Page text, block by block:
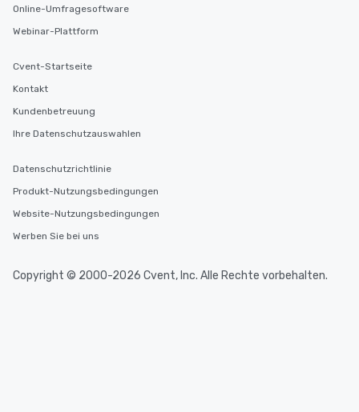
Online-Umfragesoftware
Webinar-Plattform
Cvent-Startseite
Kontakt
Kundenbetreuung
Ihre Datenschutzauswahlen
Datenschutzrichtlinie
Produkt-Nutzungsbedingungen
Website-Nutzungsbedingungen
Werben Sie bei uns
Copyright © 2000-2026 Cvent, Inc. Alle Rechte vorbehalten.